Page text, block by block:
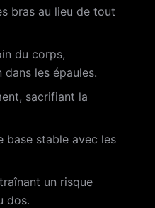
bras au lieu de tout
du corps,
les épaules.
sacrifiant la
base stable avec les
un risque
dos.